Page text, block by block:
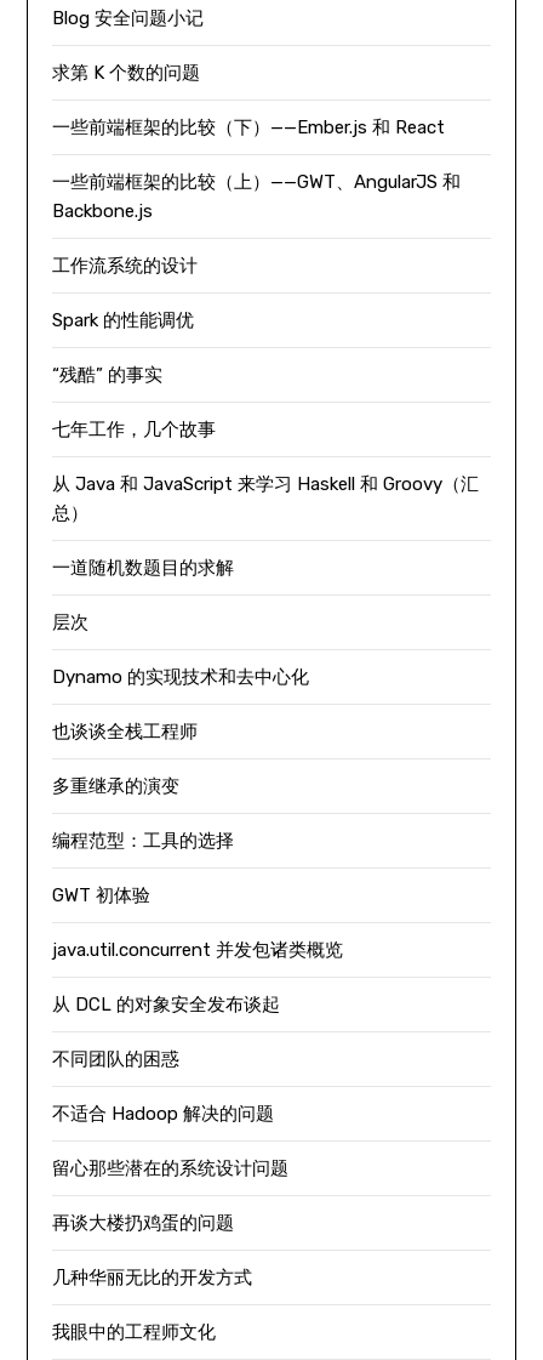
Blog 安全问题小记
求第 K 个数的问题
一些前端框架的比较（下）——Ember.js 和 React
一些前端框架的比较（上）——GWT、AngularJS 和
Backbone.js
工作流系统的设计
Spark 的性能调优
“残酷” 的事实
七年工作，几个故事
从 Java 和 JavaScript 来学习 Haskell 和 Groovy（汇
总）
一道随机数题目的求解
层次
Dynamo 的实现技术和去中心化
也谈谈全栈工程师
多重继承的演变
编程范型：工具的选择
GWT 初体验
java.util.concurrent 并发包诸类概览
从 DCL 的对象安全发布谈起
不同团队的困惑
不适合 Hadoop 解决的问题
留心那些潜在的系统设计问题
再谈大楼扔鸡蛋的问题
几种华丽无比的开发方式
我眼中的工程师文化